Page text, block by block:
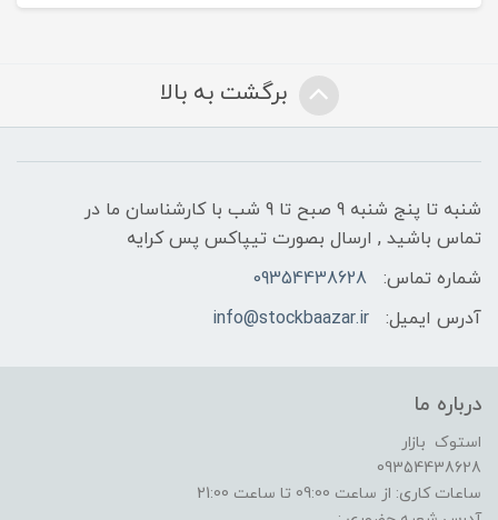
برگشت به بالا
شنبه تا پنج شنبه 9 صبح تا 9 شب با کارشناسان ما در
تماس باشید , ارسال بصورت تیپاکس پس کرایه
شماره تماس:
09354438628
آدرس ایمیل:
info@stockbaazar.ir
درباره ما
استوک بازار
09354438628
ساعات کاری: از ساعت 09:00 تا ساعت 21:00